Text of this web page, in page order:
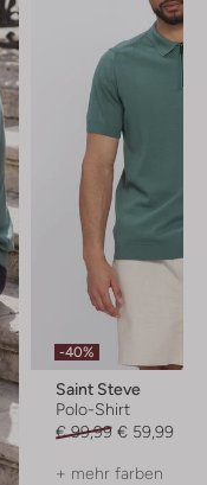
-40%
Saint Steve
Polo-Shirt
€ 99,99 € 59,99
+ mehr farben